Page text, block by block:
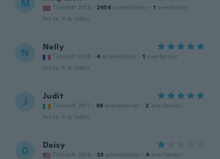
M Tilmeldt 2018 · 2456 anmeldelser · 1 overførsler
for ca. 4 år siden
N Nelly
Tilmeldt 2018 · 4 anmeldelser · 1 overførsler
for ca. 4 år siden
J Judit
Tilmeldt 2017 · 88 anmeldelser · 2 overførsler
for ca. 4 år siden
D Daisy
Tilmeldt 2018 · 33 anmeldelser · 4 overførsler